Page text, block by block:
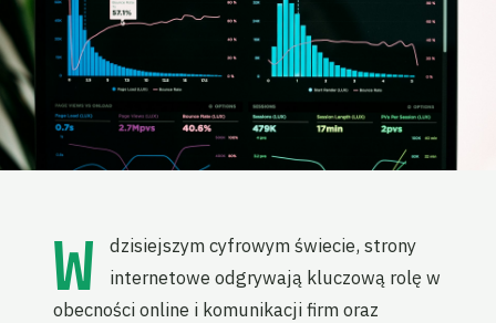
W
dzisiejszym cyfrowym świecie, strony
internetowe odgrywają kluczową rolę w
obecności online i komunikacji firm oraz